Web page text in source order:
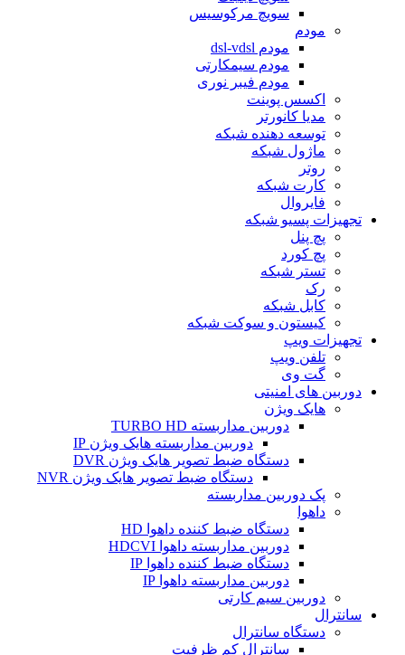
سویچ مرکوسیس
مودم
مودم dsl-vdsl
مودم سیمکارتی
مودم فیبر نوری
اکسس پوینت
مدیا کانورتر
توسعه دهنده شبکه
ماژول شبکه
روتر
کارت شبکه
فایروال
تجهیزات پسیو شبکه
پچ پنل
پچ کورد
تستر شبکه
رک
کابل شبکه
کیستون و سوکت شبکه
تجهیزات ویپ
تلفن ویپ
گت وی
دوربین های امنیتی
هایک ویژن
دوربین مداربسته TURBO HD
دوربین مداربسته هایک ویژن IP
دستگاه ضبط تصویر هایک ویژن DVR
دستگاه ضبط تصویر هایک ویژن NVR
پک دوربین مداربسته
داهوا
دستگاه ضبط کننده داهوا HD
دوربین مداربسته داهوا HDCVI
دستگاه ضبط کننده داهوا IP
دوربین مداربسته داهوا IP
دوربین سیم کارتی
سانترال
دستگاه سانترال
سانترال کم ظرفیت